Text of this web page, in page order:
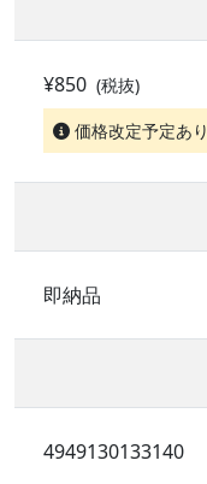
¥850 (税抜)
価格改定予定あり
即納品
4949130133140